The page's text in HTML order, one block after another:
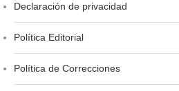
Declaración de privacidad
Política Editorial
Política de Correcciones